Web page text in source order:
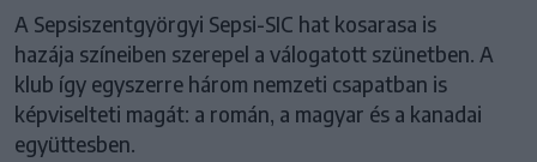
A Sepsiszentgyörgyi Sepsi-SIC hat kosarasa is
hazája színeiben szerepel a válogatott szünetben. A
klub így egyszerre három nemzeti csapatban is
képviselteti magát: a román, a magyar és a kanadai
együttesben.